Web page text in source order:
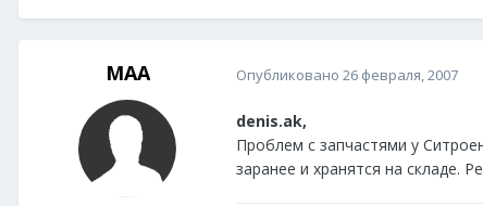
MAA Опубликовано 26 февраля, 2007
denis.ak,
Проблем с запчастями у
заранее и хранятся на складе.